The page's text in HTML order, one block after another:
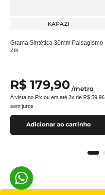
KAPAZI
Grama Sintética 30mm Paisagismo
2m
R$ 179,90 /metro
À vista no Pix ou em até 3x de R$ 59 96
sem juros
Adicionar ao carrinho